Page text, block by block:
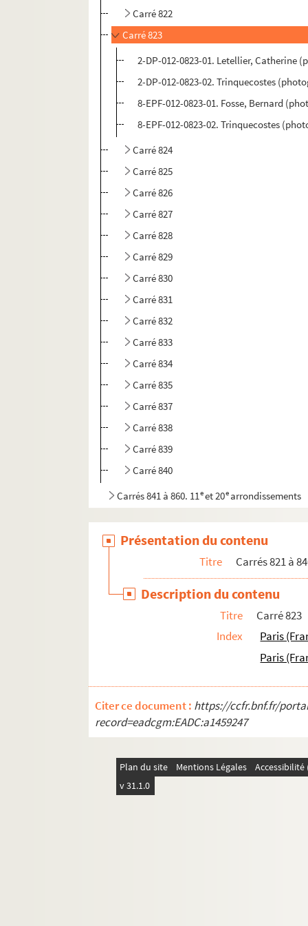
Carré 822
Carré 823
2-DP-012-0823-01. Letellier, Catherine
2-DP-012-0823-02. Trinquecostes
8-EPF-012-0823-01. Fosse, Bernard
8-EPF-012-0823-02. Trinquecostes
Carré 824
Carré 825
Carré 826
Carré 827
Carré 828
Carré 829
Carré 830
Carré 831
Carré 832
Carré 833
Carré 834
Carré 835
Carré 837
Carré 838
Carré 839
Carré 840
Carrés 841 à 860. 11eet 20earrondissements
Carrés 881 à 887. 16 arrondissement, Bois
arrondissement, Bois de
Présentation du contenu
Titre Carrés 821 à
Description du contenu
Titre
Carré 823
Index
Paris
Paris
Citer ce document : https://ccfr.bnf.fr/
record=eadcgm:EADC:a1459247
Plan du site Mentions Légales
v 31.1.0